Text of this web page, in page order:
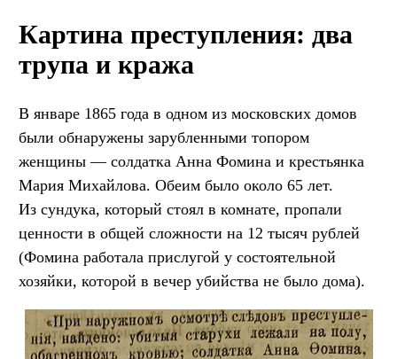
Картина преступления: два
трупа и кража
В январе 1865 года в одном из московских домов
были обнаружены зарубленными топором
женщины — солдатка Анна Фомина и крестьянка
Мария Михайлова. Обеим было около 65 лет.
Из сундука, который стоял в комнате, пропали
ценности в общей сложности на 12 тысяч рублей
(Фомина работала прислугой у состоятельной
хозяйки, которой в вечер убийства не было дома).